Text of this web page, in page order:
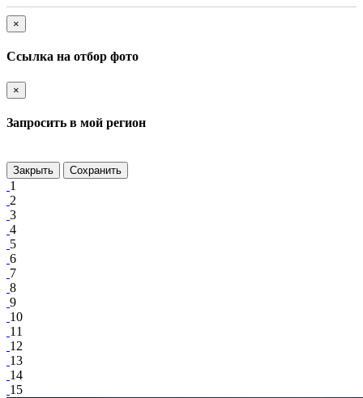
×
Ссылка на отбор фото
×
Запросить в мой регион
Закрыть Сохранить
1
2
3
4
5
6
7
8
9
10
11
12
13
14
15